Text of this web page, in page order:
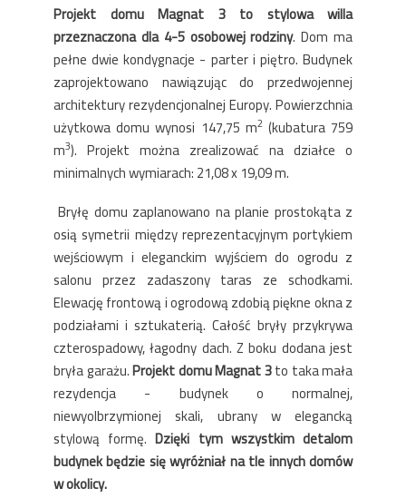
Projekt domu Magnat 3 to stylowa willa
przeznaczona dla 4-5 osobowej rodziny. Dom ma
pełne dwie kondygnacje - parter i piętro. Budynek
zaprojektowano nawiązując do przedwojennej
architektury rezydencjonalnej Europy. Powierzchnia
użytkowa domu wynosi 147,75 m2 (kubatura 759
m3). Projekt można zrealizować na działce o
minimalnych wymiarach: 21,08 x 19,09 m.
Bryłę domu zaplanowano na planie prostokąta z
osią symetrii między reprezentacyjnym portykiem
wejściowym i eleganckim wyjściem do ogrodu z
salonu przez zadaszony taras ze schodkami.
Elewację frontową i ogrodową zdobią piękne okna z
podziałami i sztukaterią. Całość bryły przykrywa
czterospadowy, łagodny dach. Z boku dodana jest
bryła garażu.Projekt domu Magnat 3to taka mała
rezydencja - budynek o normalnej,
niewyolbrzymionej skali, ubrany w elegancką
stylową formę.Dzięki tym wszystkim detalom
budynek będzie się wyróżniał na tle innych domów
w okolicy.